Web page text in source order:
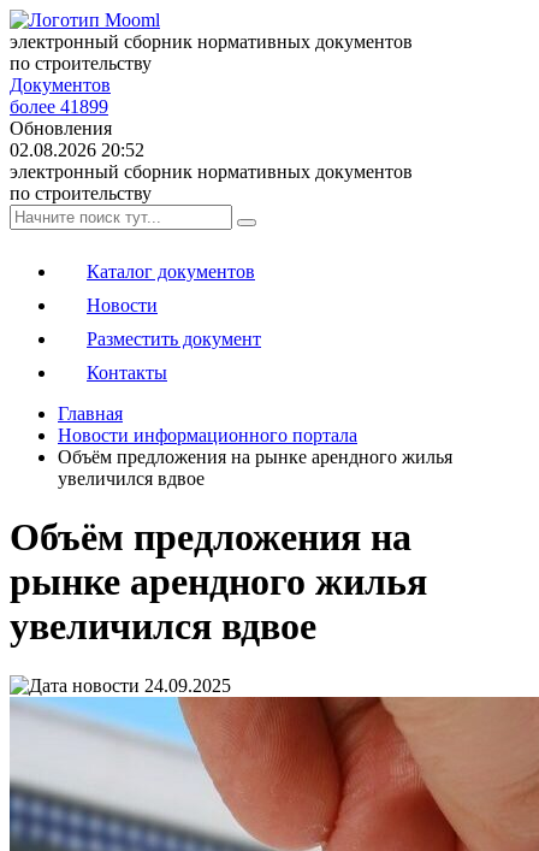
электронный сборник нормативных документов
по строительству
Документов
более 41899
Обновления
02.08.2026 20:52
электронный сборник нормативных документов
по строительству
Каталог документов
Новости
Разместить документ
Контакты
Главная
Новости информационного портала
Объём предложения на рынке арендного жилья
увеличился вдвое
Объём предложения на
рынке арендного жилья
увеличился вдвое
24.09.2025